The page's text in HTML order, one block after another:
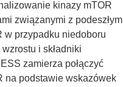
kinazy mTOR
związanymi z podeszłym
w przypadku niedoboru
i składniki
zamierza połączyć
na podstawie wskazówek